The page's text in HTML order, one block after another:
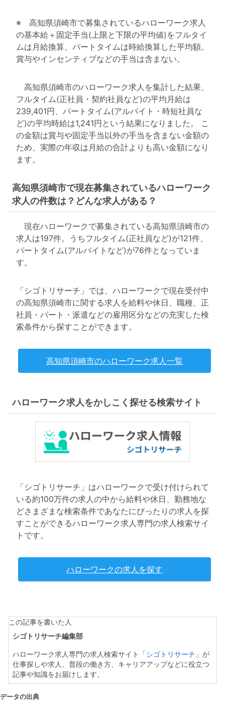
※ 高知県須崎市で募集されているハローワーク求人
の基本給＋固定手当(上限と下限の平均値)をフルタイ
ムは月給換算、パートタイムは時給換算した平均額。
賞与やインセンティブなどの手当は含まない。
高知県須崎市のハローワーク求人を集計した結果、
フルタイム(正社員・契約社員など)の平均月給は
239,401円、パートタイム(アルバイト・時短社員な
ど)の平均時給は1,241円という結果になりました。 こ
の金額は賞与や固定手当以外の手当を含まない金額の
ため、実際の年収は月給の合計よりも高い金額になり
ます。
高知県須崎市で現在募集されているハローワーク
求人の件数は？どんな求人がある？
現在ハローワークで募集されている高知県須崎市の
求人は197件。うちフルタイム(正社員など)が121件、
パートタイム(アルバイトなど)が76件となっていま
す。
「シゴトリサーチ」では、ハローワークで現在受付中
の高知県須崎市に関する求人を給料や休日、職種、正
社員・パート・派遣などの雇用区分などの充実した検
索条件から探すことができます。
高知県須崎市のハローワーク求人一覧
ハローワーク求人をかしこく探せる検索サイト
「シゴトリサーチ」はハローワークで受け付けられて
いる約100万件の求人の中から給料や休日、勤務地な
どさまざまな検索条件であなたにぴったりの求人を探
すことができるハローワーク求人専門の求人検索サイ
トです。
ハローワークの求人を探す
この記事を書いた人
シゴトリサーチ編集部
ハローワーク求人専門の求人検索サイト「 シゴトリサーチ 」が
仕事探しや求人、普段の働き方、キャリアアップなどに役立つ
記事や知識をお届けします。
データの出典